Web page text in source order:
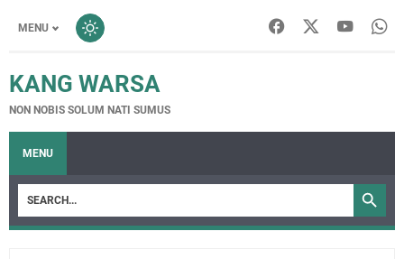
MENU
KANG WARSA
NON NOBIS SOLUM NATI SUMUS
MENU